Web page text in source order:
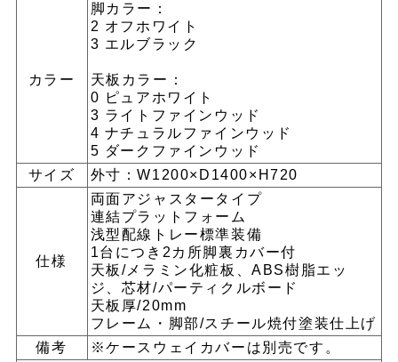
カラー
脚カラー：
2 オフホワイト
3 エルブラック
天板カラー：
0 ピュアホワイト
3 ライトファインウッド
4 ナチュラルファインウッド
5 ダークファインウッド
サイズ
外寸：W1200×D1400×H720
仕様
両面アジャスタータイプ
連結プラットフォーム
浅型配線トレー標準装備
1台につき2カ所脚裏カバー付
天板/メラミン化粧板、ABS樹脂エッ
ジ、芯材/パーティクルボード
天板厚/20mm
フレーム・脚部/スチール焼付塗装仕上げ
備考
※ケースウェイカバーは別売です。